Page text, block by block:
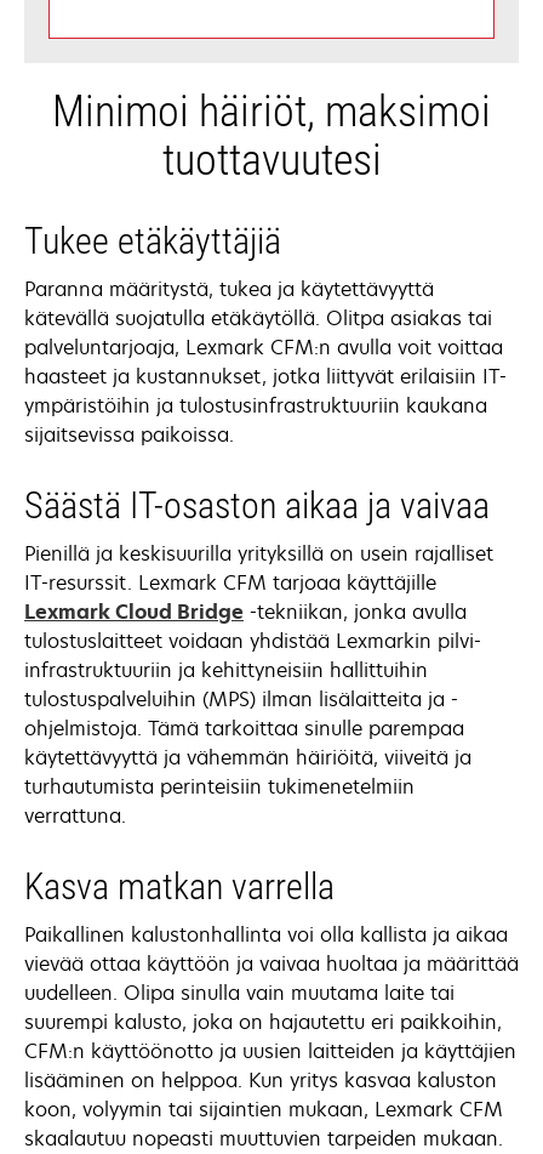
Minimoi häiriöt, maksimoi
tuottavuutesi
Tukee etäkäyttäjiä
Paranna määritystä, tukea ja käytettävyyttä
kätevällä suojatulla etäkäytöllä. Olitpa asiakas tai
palveluntarjoaja, Lexmark CFM:n avulla voit voittaa
haasteet ja kustannukset, jotka liittyvät erilaisiin IT-
ympäristöihin ja tulostusinfrastruktuuriin kaukana
sijaitsevissa paikoissa.
Säästä IT-osaston aikaa ja vaivaa
Pienillä ja keskisuurilla yrityksillä on usein rajalliset
IT-resurssit. Lexmark CFM tarjoaa käyttäjille
Lexmark Cloud Bridge -tekniikan, jonka avulla
tulostuslaitteet voidaan yhdistää Lexmarkin pilvi-
infrastruktuuriin ja kehittyneisiin hallittuihin
tulostuspalveluihin (MPS) ilman lisälaitteita ja -
ohjelmistoja. Tämä tarkoittaa sinulle parempaa
käytettävyyttä ja vähemmän häiriöitä, viiveitä ja
turhautumista perinteisiin tukimenetelmiin
verrattuna.
Kasva matkan varrella
Paikallinen kalustonhallinta voi olla kallista ja aikaa
vievää ottaa käyttöön ja vaivaa huoltaa ja määrittää
uudelleen. Olipa sinulla vain muutama laite tai
suurempi kalusto, joka on hajautettu eri paikkoihin,
CFM:n käyttöönotto ja uusien laitteiden ja käyttäjien
lisääminen on helppoa. Kun yritys kasvaa kaluston
koon, volyymin tai sijaintien mukaan, Lexmark CFM
skaalautuu nopeasti muuttuvien tarpeiden mukaan.